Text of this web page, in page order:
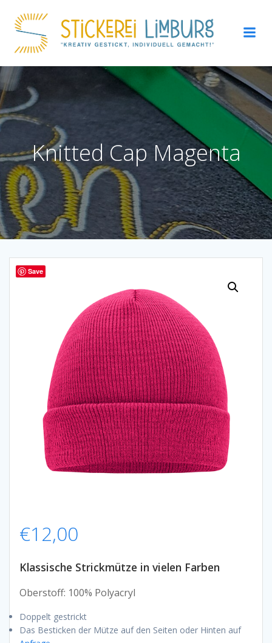
Inhalt
springen
Knitted Cap Magenta
Save
€12,00
Klassische Strickmütze in vielen Farben
Oberstoff: 100% Polyacryl
Doppelt gestrickt
Das Besticken der Mütze auf den Seiten oder Hinten auf